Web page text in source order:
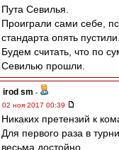
Пута Севилья.
Проиграли сами себе,
стандарта опять пустили.
Будем считать, что по
Севилью прошли.
irod sm -
02 ноя 2017 00:39
Никаких претензий к
Для первого раза в
весьма достойно.